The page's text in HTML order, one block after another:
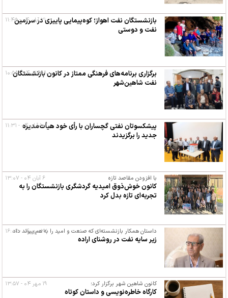
بازنشستگان نفت اهواز؛ کوه‌پیمایی پاییزی در سرزمین
نفت و دوستی
۲۱ آبان ۰۴ - ۱۱:۴۵
برگزاری برنامه‌های فرهنگی ممتاز در کانون بازنشستگان
نفت شاهین‌شهر
۱۸ آبان ۰۴ - ۱۰:۵۸
پیشکسوتان نفتی گچساران با رأی خود هیأت‌مدیره
جدید را برگزیدند
۱۰ آبان ۰۴ - ۱۱:۳۱
با افزودن مقاصد تازه
کانون خوش‌ذوق امیدیه گردشگری بازنشستگان را به
تجربه‌ای تازه بدل کرد
۶ آبان ۰۴ - ۱۳:۰۷
داستان همکار بازنشسته‌ای که صنعت و امید را به هم پیوند داد
زیر سایه نفت در روشنای اراده
۲۷ مهر ۰۴ - ۱۶:۰۲
کانون شاهین شهر برگزار کرد؛
کارگاه خاطره‌نویسی و داستان کوتاه
۱۹ مهر ۰۴ - ۱۳:۵۷